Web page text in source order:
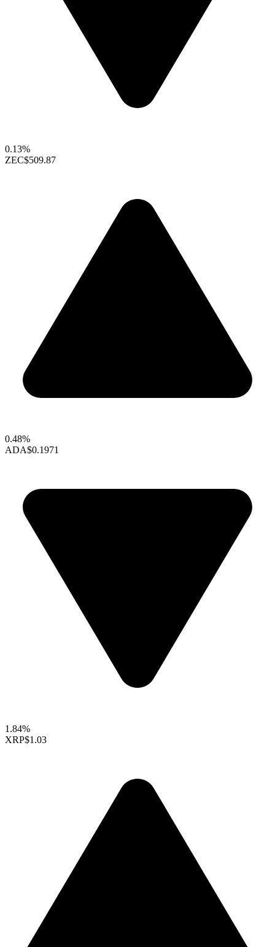
0.13%
ZEC$509.87
0.48%
ADA$0.1971
1.84%
XRP$1.03